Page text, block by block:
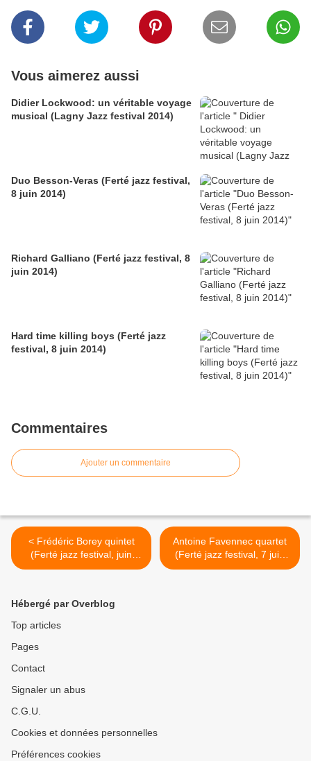
Vous aimerez aussi
Didier Lockwood: un véritable voyage
musical (Lagny Jazz festival 2014)
Duo Besson-Veras (Ferté jazz festival,
8 juin 2014)
Richard Galliano (Ferté jazz festival, 8
juin 2014)
Hard time killing boys (Ferté jazz
festival, 8 juin 2014)
Commentaires
Ajouter un commentaire
< Frédéric Borey quintet
(Ferté jazz festival, juin
2014)
Antoine Favennec quartet
(Ferté jazz festival, 7 juin
2014) >
Hébergé par Overblog
Top articles
Pages
Contact
Signaler un abus
C.G.U.
Cookies et données personnelles
Préférences cookies